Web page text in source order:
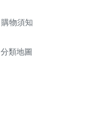
購物須知
分類地圖